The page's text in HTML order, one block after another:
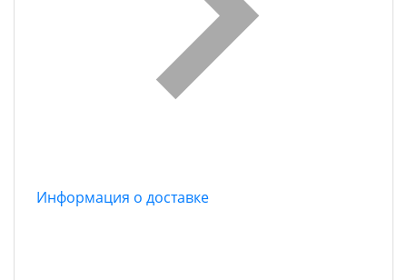
Информация о доставке